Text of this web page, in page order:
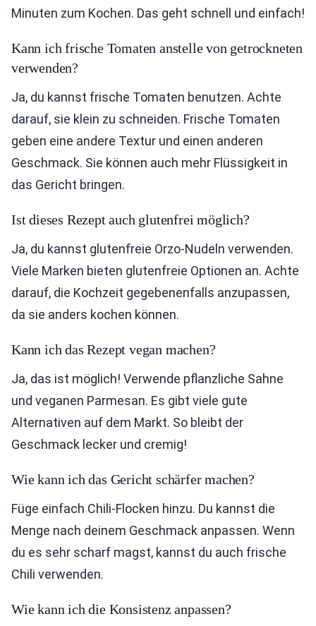
Minuten zum Kochen. Das geht schnell und einfach!
Kann ich frische Tomaten anstelle von getrockneten
verwenden?
Ja, du kannst frische Tomaten benutzen. Achte
darauf, sie klein zu schneiden. Frische Tomaten
geben eine andere Textur und einen anderen
Geschmack. Sie können auch mehr Flüssigkeit in
das Gericht bringen.
Ist dieses Rezept auch glutenfrei möglich?
Ja, du kannst glutenfreie Orzo-Nudeln verwenden.
Viele Marken bieten glutenfreie Optionen an. Achte
darauf, die Kochzeit gegebenenfalls anzupassen,
da sie anders kochen können.
Kann ich das Rezept vegan machen?
Ja, das ist möglich! Verwende pflanzliche Sahne
und veganen Parmesan. Es gibt viele gute
Alternativen auf dem Markt. So bleibt der
Geschmack lecker und cremig!
Wie kann ich das Gericht schärfer machen?
Füge einfach Chili-Flocken hinzu. Du kannst die
Menge nach deinem Geschmack anpassen. Wenn
du es sehr scharf magst, kannst du auch frische
Chili verwenden.
Wie kann ich die Konsistenz anpassen?